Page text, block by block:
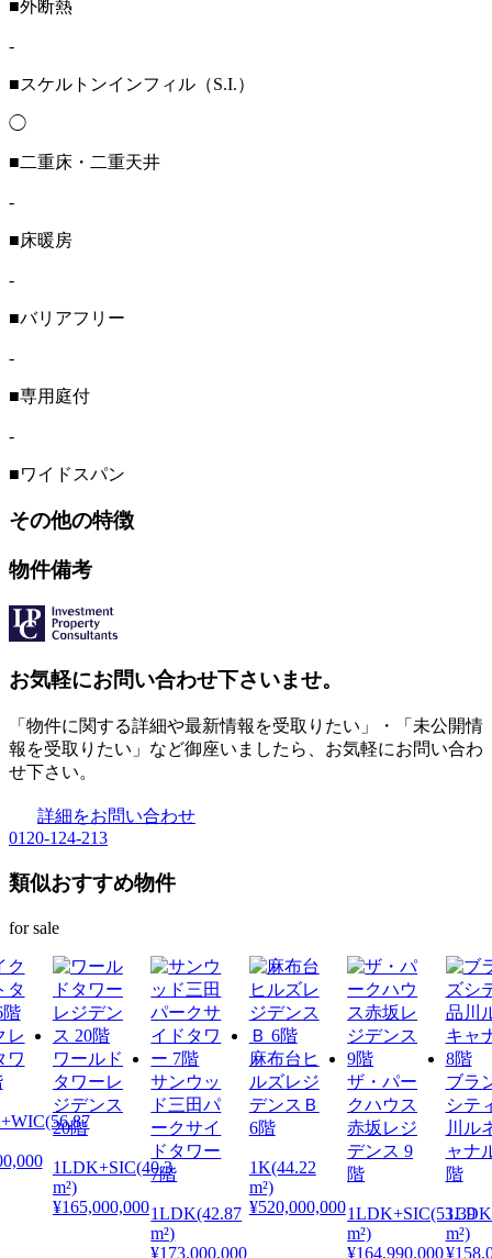
■外断熱
-
■スケルトンインフィル（S.I.）
◯
■二重床・二重天井
-
■床暖房
-
■バリアフリー
-
■専用庭付
-
■ワイドスパン
その他の特徴
物件備考
お気軽にお問い合わせ下さいませ。
「物件に関する詳細や最新情報を受取りたい」・「未公開情
報を受取りたい」など御座いましたら、お気軽にお問い合わ
せ下さい。
詳細をお問い合わせ
0120-124-213
類似おすすめ物件
for sale
レ
ワ
ワールド
タワーレ
ジデンス
20階
1LDK+SIC(40.3
m²)
¥165,000,000
サンウッ
ド三田パ
ークサイ
ドタワー
7階
1LDK(42.87
m²)
¥173,000,000
麻布台ヒ
ルズレジ
デンスＢ
6階
1K(44.22
m²)
¥520,000,000
ザ・パー
クハウス
赤坂レジ
デンス 9
階
1LDK+SIC(53.39
m²)
¥164,990,000
ブラ
シテ
川ル
ャナ
階
m²)